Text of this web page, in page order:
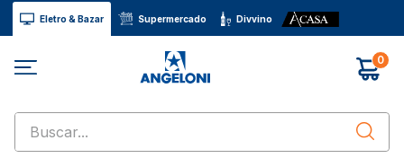
Eletro & Bazar Supermercado Divvino
0
Buscar...